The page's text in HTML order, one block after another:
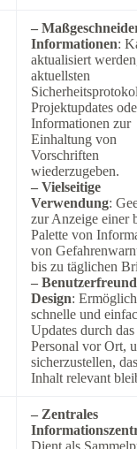
–
Informationen:
aktualisiert
aktuellsten
Projektupdates
Informationen zur
Einhaltung von
Vorschriften
wiederzugeben.
– Vielseitige
Verwendung:
zur Anzeige einer
Palette von
von
bis zu täglichen
–
Design:
schnelle und
Updates durch das
Personal vor Ort,
sicherzustellen,
Inhalt relevant
– Zentrales
Dient als